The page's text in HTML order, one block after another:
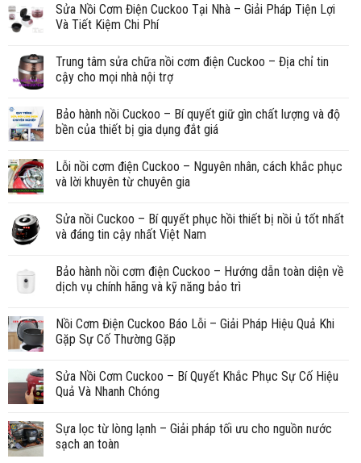
Sửa Nồi Cơm Điện Cuckoo Tại Nhà – Giải Pháp Tiện Lợi
Và Tiết Kiệm Chi Phí
Trung tâm sửa chữa nồi cơm điện Cuckoo – Địa chỉ tin
cậy cho mọi nhà nội trợ
Bảo hành nồi Cuckoo – Bí quyết giữ gìn chất lượng và độ
bền của thiết bị gia dụng đắt giá
Lỗi nồi cơm điện Cuckoo – Nguyên nhân, cách khắc phục
và lời khuyên từ chuyên gia
Sửa nồi Cuckoo – Bí quyết phục hồi thiết bị nồi ủ tốt nhất
và đáng tin cậy nhất Việt Nam
Bảo hành nồi cơm điện Cuckoo – Hướng dẫn toàn diện về
dịch vụ chính hãng và kỹ năng bảo trì
Nồi Cơm Điện Cuckoo Báo Lỗi – Giải Pháp Hiệu Quả Khi
Gặp Sự Cố Thường Gặp
Sửa Nồi Cơm Cuckoo – Bí Quyết Khắc Phục Sự Cố Hiệu
Quả Và Nhanh Chóng
Sựa lọc từ lòng lạnh – Giải pháp tối ưu cho nguồn nước
sạch an toàn